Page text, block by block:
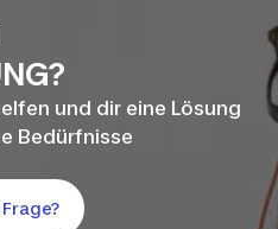
und dir eine Lösung
Bedürfnisse